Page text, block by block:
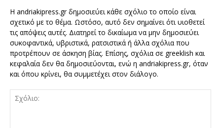
Η andriakipress.gr δημοσιεύει κάθε σχόλιο το οποίο είναι
σχετικό με το θέμα. Ωστόσο, αυτό δεν σημαίνει ότι υιοθετεί
τις απόψεις αυτές. Διατηρεί το δικαίωμα να μην δημοσιεύει
συκοφαντικά, υβριστικά, ρατσιστικά ή άλλα σχόλια που
προτρέπουν σε άσκηση βίας. Επίσης, σχόλια σε greeklish και
κεφαλαία δεν θα δημοσιεύονται, ενώ η andriakipress.gr, όταν
και όπου κρίνει, θα συμμετέχει στον διάλογο.